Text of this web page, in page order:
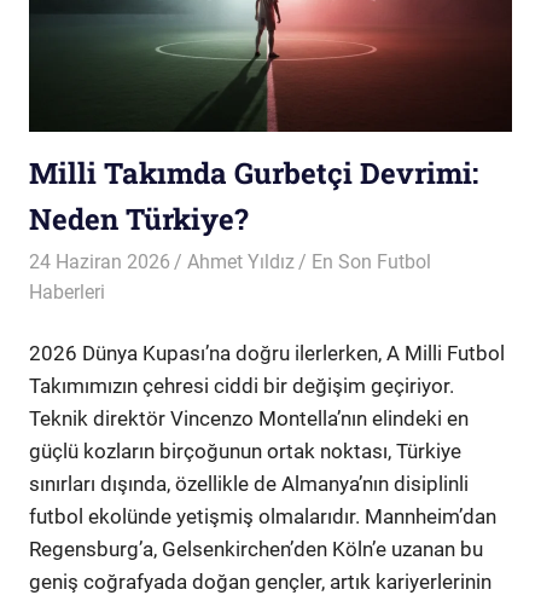
Milli Takımda Gurbetçi Devrimi:
Neden Türkiye?
24 Haziran 2026 Ahmet Yıldız
En Son Futbol
Haberleri
2026 Dünya Kupası’na doğru ilerlerken, A Milli Futbol
Takımımızın çehresi ciddi bir değişim geçiriyor.
Teknik direktör Vincenzo Montella’nın elindeki en
güçlü kozların birçoğunun ortak noktası, Türkiye
sınırları dışında, özellikle de Almanya’nın disiplinli
futbol ekolünde yetişmiş olmalarıdır. Mannheim’dan
Regensburg’a, Gelsenkirchen’den Köln’e uzanan bu
geniş coğrafyada doğan gençler, artık kariyerlerinin